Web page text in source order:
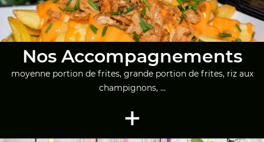
Nos Accompagnements
moyenne portion de frites, grande portion de frites, riz aux
champignons, ...
+